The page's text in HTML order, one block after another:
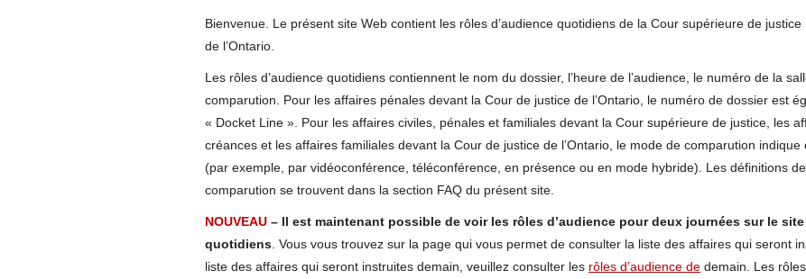
Bienvenue. Le présent site Web contient les rôles d’audience quotidiens de la Cour supérieure de
de l’Ontario.
Les rôles d’audience quotidiens contiennent le nom du dossier, l’heure de l’audience, le numéro de la
comparution. Pour les affaires pénales devant la Cour de justice de l’Ontario, le numéro de dossier est
« Docket Line ». Pour les affaires civiles, pénales et familiales devant la Cour supérieure de justice, les
créances et les affaires familiales devant la Cour de justice de l’Ontario, le mode de comparution indique
(par exemple, par vidéoconférence, téléconférence, en présence ou en mode hybride). Les définitions
comparution se trouvent dans la section FAQ du présent site.
NOUVEAU – Il est maintenant possible de voir les rôles d’audience pour deux journées sur le site
quotidiens . Vous vous trouvez sur la page qui vous permet de consulter la liste des affaires qui seront
liste des affaires qui seront instruites demain, veuillez consulter les rôles d’audience de demain. Les